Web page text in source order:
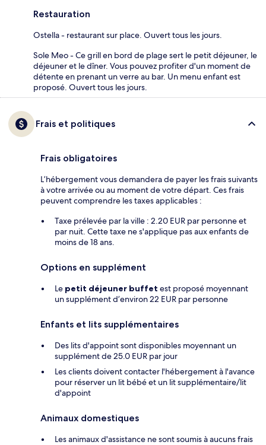
Restauration
Ostella - restaurant sur place. Ouvert tous les jours.
Sole Meo - Ce grill en bord de plage sert le petit déjeuner, le
déjeuner et le dîner. Vous pouvez profiter d'un moment de
détente en prenant un verre au bar. Un menu enfant est
proposé. Ouvert tous les jours.
Frais et politiques
Frais obligatoires
L’hébergement vous demandera de payer les frais suivants
à votre arrivée ou au moment de votre départ. Ces frais
peuvent comprendre les taxes applicables :
Taxe prélevée par la ville : 2.20 EUR par personne et
par nuit. Cette taxe ne s'applique pas aux enfants de
moins de 18 ans.
Options en supplément
Le petit déjeuner buffet est proposé moyennant
un supplément d’environ 22 EUR par personne
Enfants et lits supplémentaires
Des lits d'appoint sont disponibles moyennant un
supplément de 25.0 EUR par jour
Les clients doivent contacter l'hébergement à l'avance
pour réserver un lit bébé et un lit supplémentaire/lit
d'appoint
Animaux domestiques
Les animaux d'assistance ne sont soumis à aucuns frais